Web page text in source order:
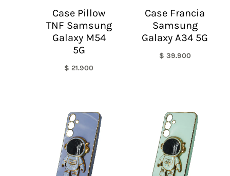
Case Pillow
TNF Samsung
Galaxy M54
5G
$ 21.900
Case Francia
Samsung
Galaxy A34 5G
$ 39.900